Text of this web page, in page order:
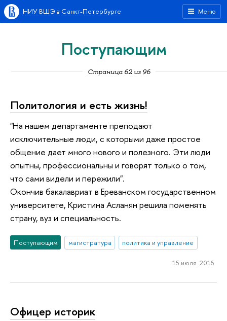
Меню
НИУ ВШЭ в Санкт-Петербурге
Поступающим
Страница 62 из 96
Политология и есть жизнь!
"На нашем департаменте преподают
исключительные люди, с которыми даже простое
общение дает много нового и полезного. Эти люди
опытны, профессиональны и говорят только о том,
что сами видели и пережили".
Окончив бакалавриат в Ереванском государственном
университете, Кристина Асланян решила поменять
страну, вуз и специальность.
Поступающим магистратура политика и управление
15 июля 2016
Офицер историк